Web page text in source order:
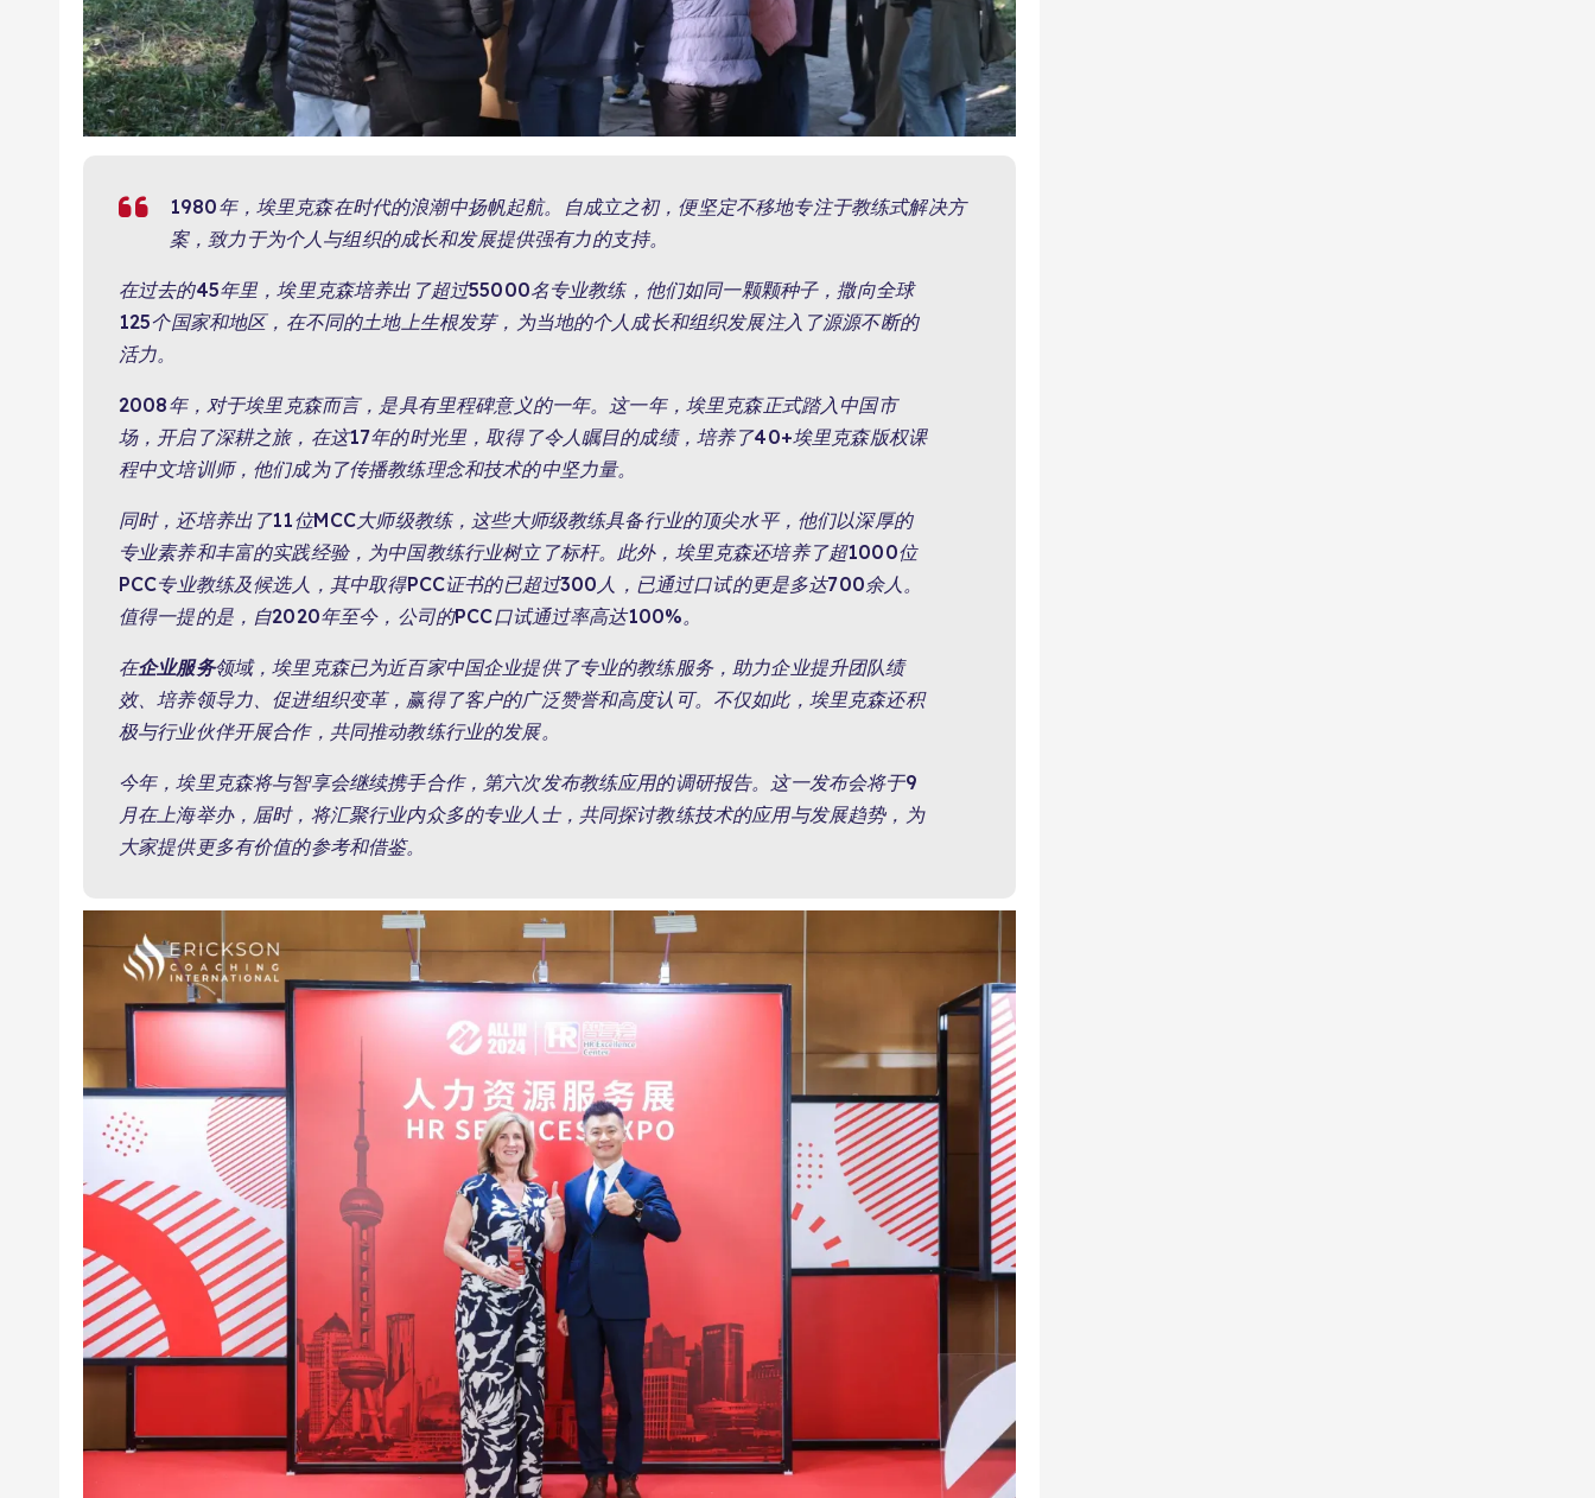
1980年，埃里克森在时代的浪潮中扬帆起航。自成立之初，便坚定不移地专注于教练式解决方
案，致力于为个人与组织的成长和发展提供强有力的支持。
在过去的45年里，埃里克森培养出了超过55000名专业教练，他们如同一颗颗种子，撒向全球
125个国家和地区，在不同的土地上生根发芽，为当地的个人成长和组织发展注入了源源不断的
活力。
2008年，对于埃里克森而言，是具有里程碑意义的一年。这一年，埃里克森正式踏入中国市
场，开启了深耕之旅，在这17年的时光里，取得了令人瞩目的成绩，培养了40+埃里克森版权课
程中文培训师，他们成为了传播教练理念和技术的中坚力量。
同时，还培养出了11位MCC大师级教练，这些大师级教练具备行业的顶尖水平，他们以深厚的
专业素养和丰富的实践经验，为中国教练行业树立了标杆。此外，埃里克森还培养了超1000位
PCC专业教练及候选人，其中取得PCC证书的已超过300人，已通过口试的更是多达700余人。
值得一提的是，自2020年至今，公司的PCC口试通过率高达100%。
在企业服务领域，埃里克森已为近百家中国企业提供了专业的教练服务，助力企业提升团队绩
效、培养领导力、促进组织变革，赢得了客户的广泛赞誉和高度认可。不仅如此，埃里克森还积
极与行业伙伴开展合作，共同推动教练行业的发展。
今年，埃里克森将与智享会继续携手合作，第六次发布教练应用的调研报告。这一发布会将于9
月在上海举办，届时，将汇聚行业内众多的专业人士，共同探讨教练技术的应用与发展趋势，为
大家提供更多有价值的参考和借鉴。